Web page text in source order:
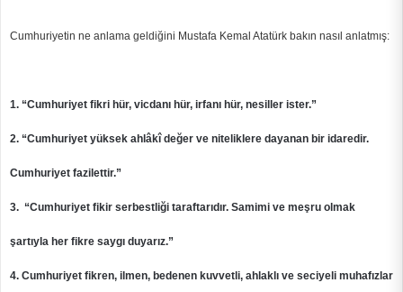
Cumhuriyetin ne anlama geldiğini Mustafa Kemal Atatürk bakın nasıl anlatmış:
1. “Cumhuriyet fikri hür, vicdanı hür, irfanı hür, nesiller ister.”
2. “Cumhuriyet yüksek ahlâkî değer ve niteliklere dayanan bir idaredir.
Cumhuriyet fazilettir.”
3. “Cumhuriyet fikir serbestliği taraftarıdır. Samimi ve meşru olmak
şartıyla her fikre saygı duyarız.”
4. Cumhuriyet fikren, ilmen, bedenen kuvvetli, ahlaklı ve seciyeli muhafızlar